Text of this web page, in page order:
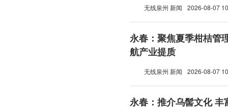
无线泉州 新闻 2026-08-07
永春：聚焦夏季柑桔管
航产业提质
无线泉州 新闻 2026-08-07
永春：推介乌髻文化 丰